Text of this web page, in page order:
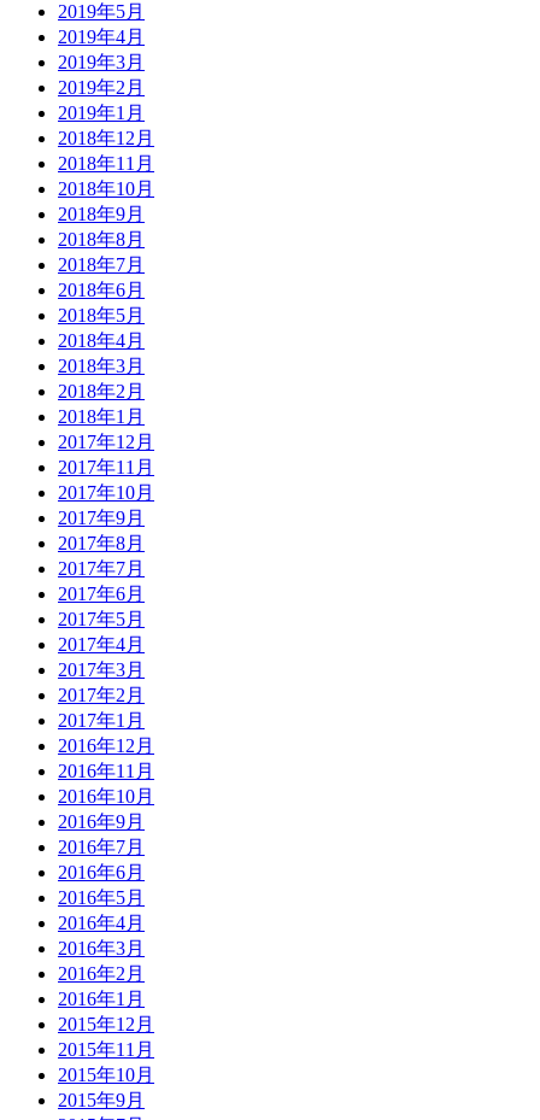
2019年5月
2019年4月
2019年3月
2019年2月
2019年1月
2018年12月
2018年11月
2018年10月
2018年9月
2018年8月
2018年7月
2018年6月
2018年5月
2018年4月
2018年3月
2018年2月
2018年1月
2017年12月
2017年11月
2017年10月
2017年9月
2017年8月
2017年7月
2017年6月
2017年5月
2017年4月
2017年3月
2017年2月
2017年1月
2016年12月
2016年11月
2016年10月
2016年9月
2016年7月
2016年6月
2016年5月
2016年4月
2016年3月
2016年2月
2016年1月
2015年12月
2015年11月
2015年10月
2015年9月